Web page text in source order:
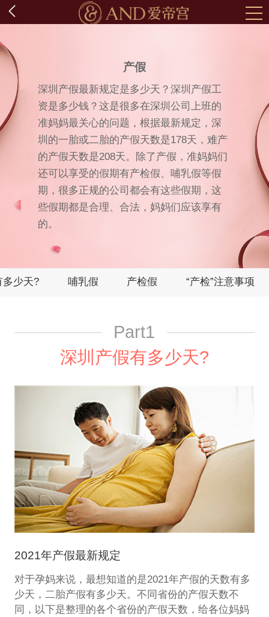
产假
深圳产假最新规定是多少天？深圳产假工
资是多少钱？这是很多在深圳公司上班的
准妈妈最关心的问题，根据最新规定，深
圳的一胎或二胎的产假天数是178天，难产
的产假天数是208天。除了产假，准妈妈们
还可以享受的假期有产检假、哺乳假等假
期，很多正规的公司都会有这些假期，这
些假期都是合理、合法，妈妈们应该享有
的。
多少天? 哺乳假 产检假 “产检”注意事项
Part1
深圳产假有多少天?
2021年产假最新规定
对于孕妈来说，最想知道的是2021年产假的天数有多
少天，二胎产假有多少天。不同省份的产假天数不
同，以下是整理的各个省份的产假天数，给各位妈妈